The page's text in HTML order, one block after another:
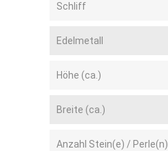
Schliff
Edelmetall
Höhe (ca.)
Breite (ca.)
Anzahl Stein(e) / Perle(n)